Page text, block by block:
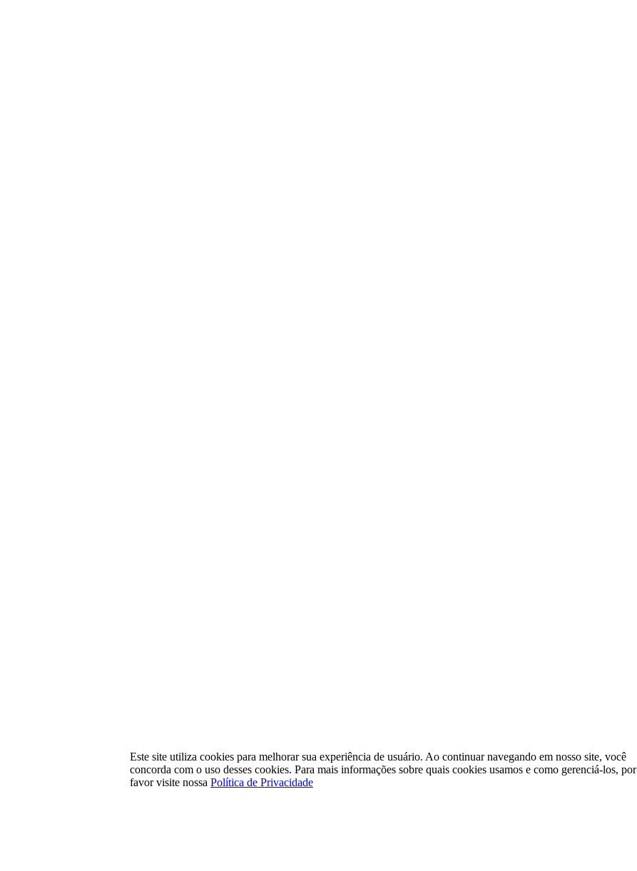
Este site utiliza cookies para melhorar sua experiência de usuário. Ao continuar navegando em nosso site, você
concorda com o uso desses cookies. Para mais informações sobre quais cookies usamos e como gerenciá-los, por
favor visite nossa Política de Privacidade